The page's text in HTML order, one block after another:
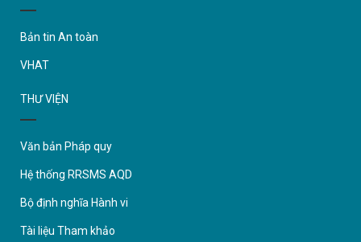
Bản tin An toàn
VHAT
THƯ VIỆN
Văn bản Pháp quy
Hệ thống RRSMS AQD
Bộ định nghĩa Hành vi
Tài liệu Tham khảo